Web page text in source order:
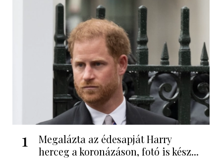
1
Megalázta az édesapját Harry
herceg a koronázáson, fotó is kész...